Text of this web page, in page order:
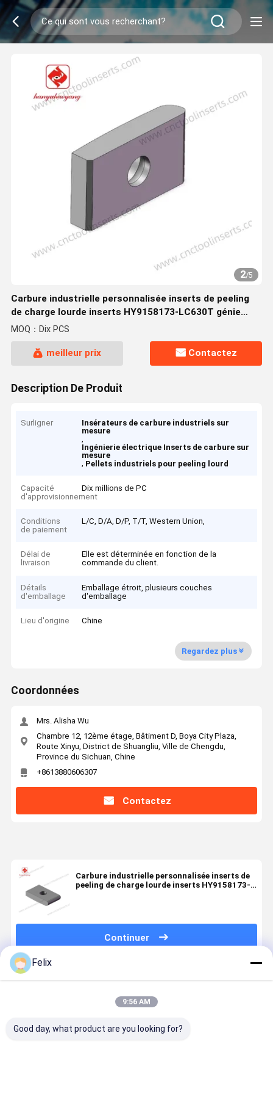
2/5
Carbure industrielle personnalisée inserts de peeling
de charge lourde inserts HY9158173-LC630T génie
électrique
MOQ：Dix PCS
meilleur prix Contactez
Description De Produit
Surligner
Insérateurs de carbure industriels sur
mesure
,
Ingénierie électrique Inserts de carbure sur
mesure
, Pellets industriels pour peeling lourd
Capacité
d'approvisionnement
Dix millions de PC
Conditions
de paiement
L/C, D/A, D/P, T/T, Western Union,
Délai de
livraison
Elle est déterminée en fonction de la
commande du client.
Détails
d'emballage
Emballage étroit, plusieurs couches
d'emballage
Lieu d'origine Chine
Regardez plus
Coordonnées
Mrs. Alisha Wu
Chambre 12, 12ème étage, Bâtiment D, Boya City Plaza,
Route Xinyu, District de Shuangliu, Ville de Chengdu,
Province du Sichuan, Chine
+8613880606307
Contactez
Carbure industrielle personnalisée inserts de
peeling de charge lourde inserts HY9158173-
Continuer
Produits Recommandés
Felix
9:56 AM
Good day, what product are you looking for?